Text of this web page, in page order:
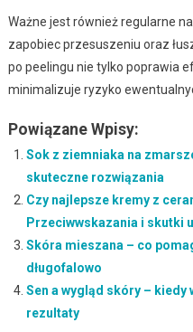
Ważne jest również regularne
zapobiec przesuszeniu oraz
po peelingu nie tylko poprawia
minimalizuje ryzyko
Powiązane Wpisy:
Sok z ziemniaka na
skuteczne rozwiązania
Czy najlepsze kremy z
Przeciwwskazania i skutki
Skóra mieszana – co
długofalowo
Sen a wygląd skóry –
rezultaty